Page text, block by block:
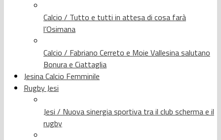
Calcio / Tutto e tutti in attesa di cosa farà
l’Osimana
Calcio / Fabriano Cerreto e Moie Vallesina salutano
Bonura e Ciattaglia
Jesina Calcio Femminile
Rugby Jesi
Jesi / Nuova sinergia sportiva tra il club scherma e il
rugby